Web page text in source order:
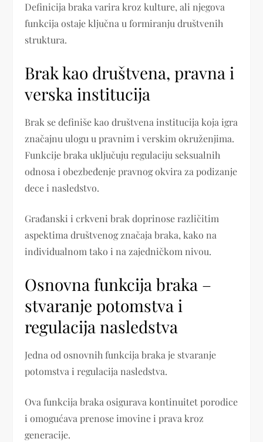
Definicija braka varira kroz kulture, ali njegova
funkcija ostaje ključna u formiranju društvenih
struktura.
Brak kao društvena, pravna i
verska institucija
Brak se definiše kao društvena institucija koja igra
značajnu ulogu u pravnim i verskim okruženjima.
Funkcije braka uključuju regulaciju seksualnih
odnosa i obezbeđenje pravnog okvira za podizanje
dece i nasledstvo.
Građanski i crkveni brak doprinose različitim
aspektima društvenog značaja braka, kako na
individualnom tako i na zajedničkom nivou.
Osnovna funkcija braka –
stvaranje potomstva i
regulacija nasledstva
Jedna od osnovnih funkcija braka je stvaranje
potomstva i regulacija nasledstva.
Ova funkcija braka osigurava kontinuitet porodice
i omogućava prenose imovine i prava kroz
generacije.